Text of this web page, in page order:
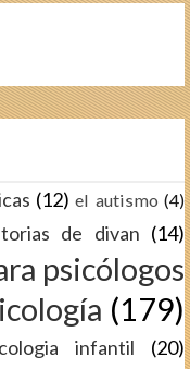
(12) el autismo (4)
de divan (14)
psicólogos
(179)
infantil (20)